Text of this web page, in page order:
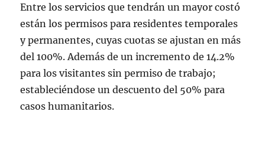
Entre los servicios que tendrán un mayor costó
están los permisos para residentes temporales
y permanentes, cuyas cuotas se ajustan en más
del 100%. Además de un incremento de 14.2%
para los visitantes sin permiso de trabajo;
estableciéndose un descuento del 50% para
casos humanitarios.